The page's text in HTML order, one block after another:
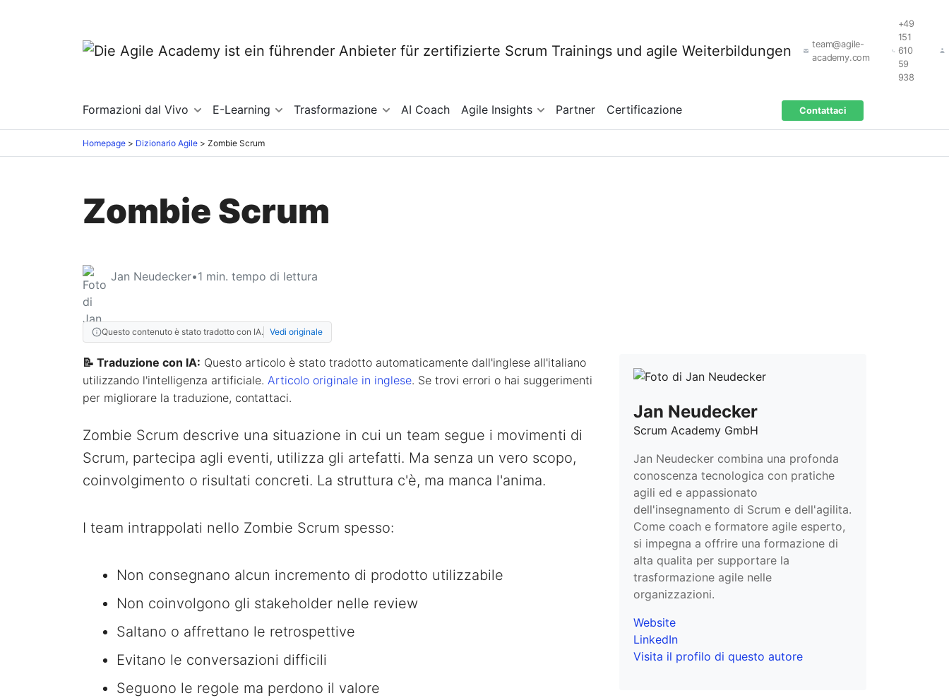
team@agile-
academy.com
+49
151
610
59
938
Formazioni dal Vivo E-Learning Trasformazione AI Coach Agile Insights Partner Certificazione Contattaci
Homepage Dizionario Agile Zombie Scrum
Zombie Scrum
Jan Neudecker•1 min. tempo di lettura
Questo contenuto è stato tradotto con IA. Vedi originale
📝 Traduzione con IA: Questo articolo è stato tradotto automaticamente dall'inglese all'italiano
utilizzando l'intelligenza artificiale. Articolo originale in inglese. Se trovi errori o hai suggerimenti
per migliorare la traduzione, contattaci.
Zombie Scrum descrive una situazione in cui un team segue i movimenti di
Scrum, partecipa agli eventi, utilizza gli artefatti. Ma senza un vero scopo,
coinvolgimento o risultati concreti. La struttura c'è, ma manca l'anima.
I team intrappolati nello Zombie Scrum spesso:
Non consegnano alcun incremento di prodotto utilizzabile
Non coinvolgono gli stakeholder nelle review
Saltano o affrettano le retrospettive
Evitano le conversazioni difficili
Seguono le regole ma perdono il valore
Jan Neudecker
Scrum Academy GmbH
Jan Neudecker combina una profonda
conoscenza tecnologica con pratiche
agili ed e appassionato
dell'insegnamento di Scrum e dell'agilita.
Come coach e formatore agile esperto,
si impegna a offrire una formazione di
alta qualita per supportare la
trasformazione agile nelle
organizzazioni.
Website
LinkedIn
Visita il profilo di questo autore